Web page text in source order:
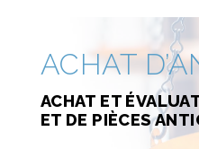
ACHAT
ACHAT ET
ET DE PIÈCES